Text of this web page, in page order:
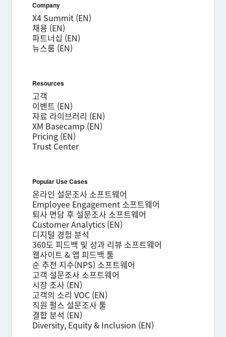
Company
X4 Summit (EN)
채용 (EN)
파트너십 (EN)
뉴스룸 (EN)
Resources
고객
이벤트 (EN)
자료 라이브러리 (EN)
XM Basecamp (EN)
Pricing (EN)
Trust Center
Popular Use Cases
온라인 설문조사 소프트웨어
Employee Engagement 소프트웨어
퇴사 면담 후 설문조사 소프트웨어
Customer Analytics (EN)
디지털 경험 분석
360도 피드백 및 성과 리뷰 소프트웨어
웹사이트 & 앱 피드백 툴
순 추천 지수(NPS) 소프트웨어
고객 설문조사 소프트웨어
시장 조사 (EN)
고객의 소리 VOC (EN)
직원 펄스 설문조사 툴
결합 분석 (EN)
Diversity, Equity & Inclusion (EN)